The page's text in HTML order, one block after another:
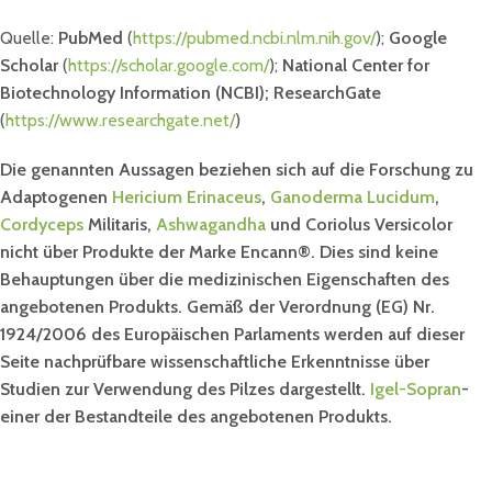
Quelle: PubMed (https://pubmed.ncbi.nlm.nih.gov/); Google
Scholar(https://scholar.google.com/); National Center for
Biotechnology Information (NCBI); ResearchGate
(https://www.researchgate.net/)
Die genannten Aussagen beziehen sich auf die Forschung zu
Adaptogenen Hericium Erinaceus, Ganoderma Lucidum,
Cordyceps Militaris, Ashwagandha und Coriolus Versicolor
nicht über Produkte der Marke Encann®. Dies sind keine
Behauptungen über die medizinischen Eigenschaften des
angebotenen Produkts. Gemäß der Verordnung (EG) Nr.
1924/2006 des Europäischen Parlaments werden auf dieser
Seite nachprüfbare wissenschaftliche Erkenntnisse über
Studien zur Verwendung des Pilzes dargestellt. Igel-Sopran-
einer der Bestandteile des angebotenen Produkts.